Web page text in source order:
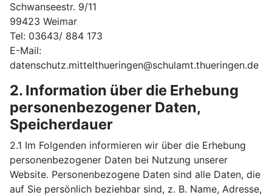
Schwanseestr. 9/11
99423 Weimar
Tel: 03643/ 884 173
E-Mail:
datenschutz.mittelthueringen@schulamt.thueringen.de
2. Information über die Erhebung
personenbezogener Daten,
Speicherdauer
2.1 Im Folgenden informieren wir über die Erhebung
personenbezogener Daten bei Nutzung unserer
Website. Personenbezogene Daten sind alle Daten, die
auf Sie persönlich beziehbar sind, z. B. Name, Adresse,